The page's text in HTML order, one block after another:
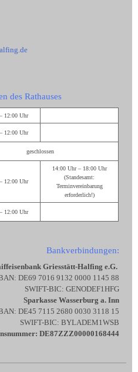
des Rathauses
12:00 Uhr
12:00 Uhr
geschlossen
12:00 Uhr
14:00 Uhr – 18:00 Uhr
(Standesamt:
Terminvereinbarung
erforderlich!)
12:00 Uhr
Bankverbindungen:
Griesstätt-Halfing e.G.
DE69 7016 9132 0000 1145 88
SWIFT-BIC: GENODEF1HFG
Sparkasse Wasserburg a. Inn
DE45 7115 2680 0030 3118 15
SWIFT-BIC: BYLADEM1WSB
DE87ZZZ00000168444